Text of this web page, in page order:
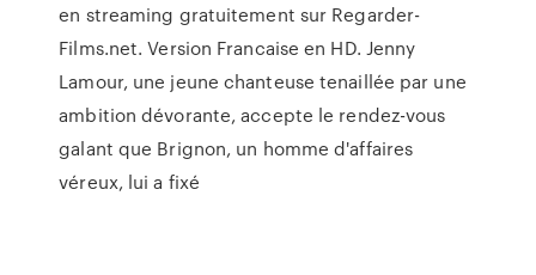
en streaming gratuitement sur Regarder-
Films.net. Version Francaise en HD. Jenny
Lamour, une jeune chanteuse tenaillée par une
ambition dévorante, accepte le rendez-vous
galant que Brignon, un homme d'affaires
véreux, lui a fixé